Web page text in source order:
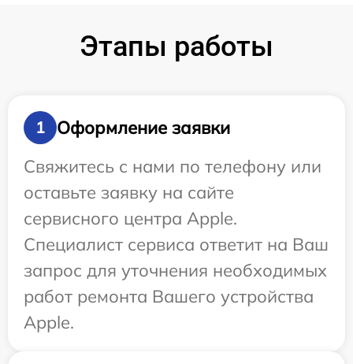
Этапы работы
1
Оформление заявки
Свяжитесь с нами по телефону или
оставьте заявку на сайте
сервисного центра Apple.
Специалист сервиса ответит на Ваш
запрос для уточнения необходимых
работ ремонта Вашего устройства
Apple.